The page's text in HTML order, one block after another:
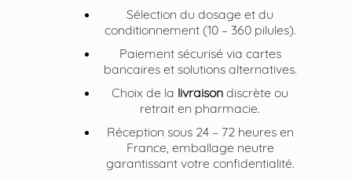
Sélection du dosage et du
conditionnement (10 – 360 pilules).
Paiement sécurisé via cartes
bancaires et solutions alternatives.
Choix de la livraison discrète ou
retrait en pharmacie.
Réception sous 24 – 72 heures en
France, emballage neutre
garantissant votre confidentialité.